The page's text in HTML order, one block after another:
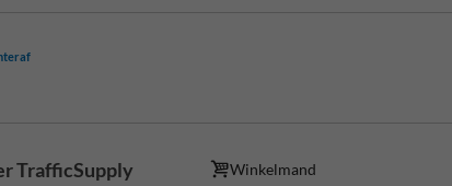
TrafficSupply
Winkelmand